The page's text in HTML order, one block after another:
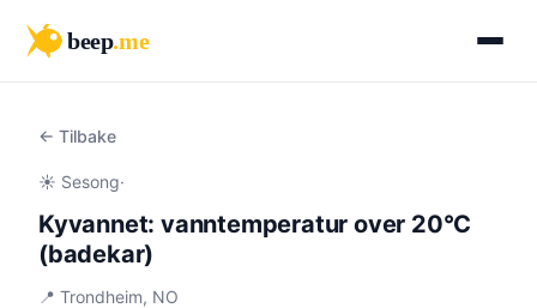
beep.me
← Tilbake
☀️ Sesong·
Kyvannet: vanntemperatur over 20°C
(badekar)
📍 Trondheim, NO